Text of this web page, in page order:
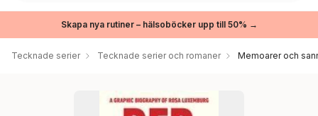
Skapa nya rutiner – hälsoböcker upp till 50% →
Tecknade serier Tecknade serier och romaner Memoarer och